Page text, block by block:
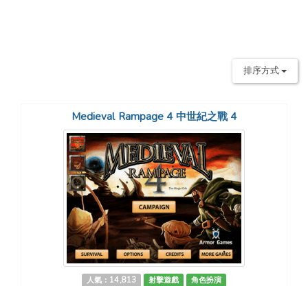
排序方式
Medieval Rampage 4 中世紀之戰 4
人氣：14,813 射擊遊戲
角色扮演